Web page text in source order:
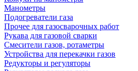
Манометры
Подогреватели газа
Прочее для газосварочных работ
Рукава для газовой сварки
Смесители газов, ротаметры
Устройства для перекачки газов
Редукторы и регуляторы